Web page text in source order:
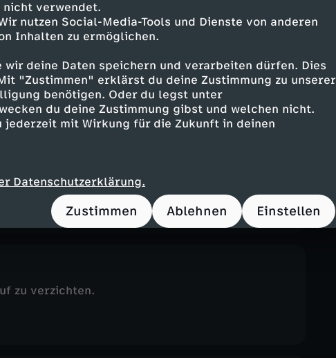
nicht verwendet.
nutzen Social-Media-Tools und Dienste von anderen
Inhalten zu ermöglichen.
deine Daten speichern und verarbeiten dürfen. Dies
"Zustimmen" erklärst du deine Zustimmung zu unserer
benötigen. Oder du legst unter
du deine Zustimmung gibst und welchen nicht.
jederzeit mit Wirkung für die Zukunft in deinen
Datenschutzerklärung.
Zustimmen Ablehnen Einstellen
zu verzichten.